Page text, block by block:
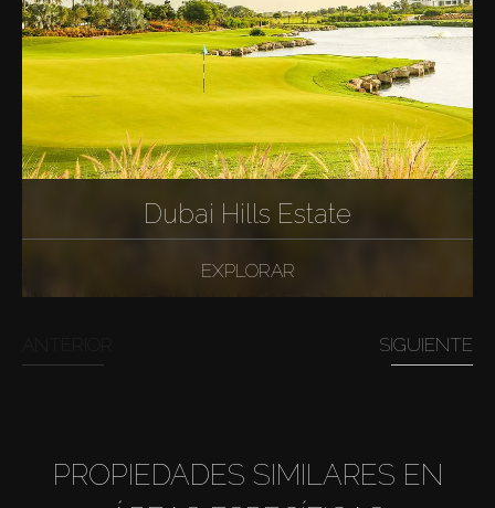
Dubai Hills Estate
EXPLORAR
SIGUIENTE
PROPIEDADES SIMILARES EN